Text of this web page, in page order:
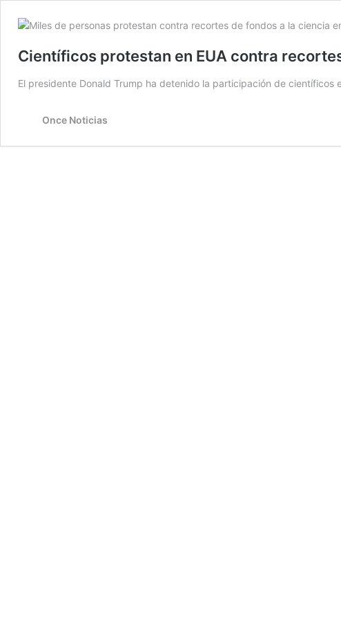
Científicos protestan en EUA contra
El presidente Donald Trump ha detenido la participación de
Once Noticias